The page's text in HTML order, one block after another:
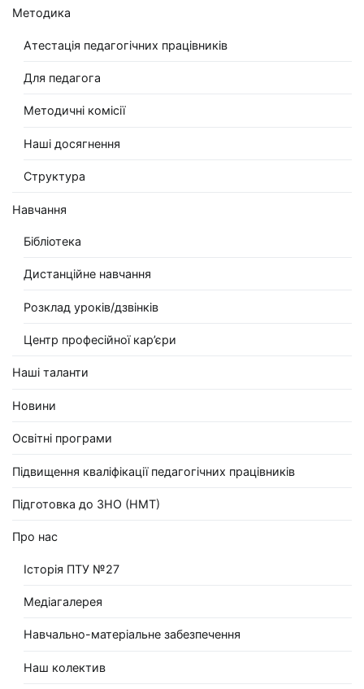
Методика
Атестація педагогічних працівників
Для педагога
Методичні комісії
Наші досягнення
Структура
Навчання
Бібліотека
Дистанційне навчання
Розклад уроків/дзвінків
Центр професійної кар’єри
Наші таланти
Новини
Освітні програми
Підвищення кваліфікації педагогічних працівників
Підготовка до ЗНО (НМТ)
Про нас
Історія ПТУ №27
Медіагалерея
Навчально-матеріальне забезпечення
Наш колектив